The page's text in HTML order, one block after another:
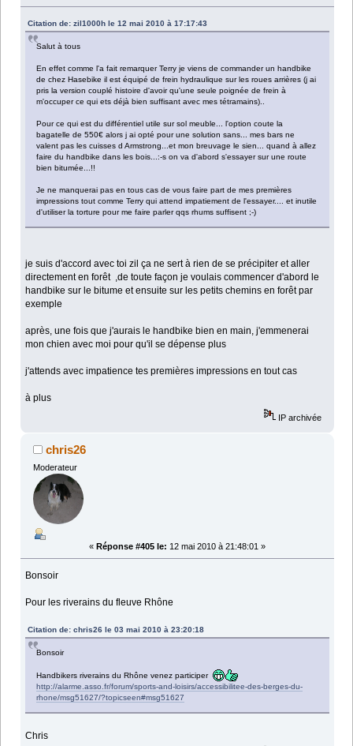
Citation de: zil1000h le 12 mai 2010 à 17:17:43
Salut à tous
En effet comme l'a fait remarquer Terry je viens de commander un handbike
de chez Hasebike il est équipé de frein hydraulique sur les roues arrières (j ai
pris la version couplé histoire d'avoir qu'une seule poignée de frein à
m'occuper ce qui ets déjà bien suffisant avec mes tétramains)..
Pour ce qui est du différentiel utile sur sol meuble... l'option coute la
bagatelle de 550€ alors j ai opté pour une solution sans... mes bars ne
valent pas les cuisses d Armstrong...et mon breuvage le sien... quand à allez
faire du handbike dans les bois...:-s on va d'abord s'essayer sur une route
bien bitumée...!!
Je ne manquerai pas en tous cas de vous faire part de mes premières
impressions tout comme Terry qui attend impatiement de l'essayer.... et inutile
d'utiliser la torture pour me faire parler qqs rhums suffisent ;-)
je suis d'accord avec toi zil ça ne sert à rien de se précipiter et aller
directement en forêt ,de toute façon je voulais commencer d'abord le
handbike sur le bitume et ensuite sur les petits chemins en forêt par
exemple
après, une fois que j'aurais le handbike bien en main, j'emmenerai
mon chien avec moi pour qu'il se dépense plus
j'attends avec impatience tes premières impressions en tout cas
à plus
IP archivée
chris26
Moderateur
« Réponse #405 le: 12 mai 2010 à 21:48:01 »
Bonsoir
Pour les riverains du fleuve Rhône
Citation de: chris26 le 03 mai 2010 à 23:20:18
Bonsoir
Handbikers riverains du Rhône venez participer
http://alarme.asso.fr/forum/sports-and-loisirs/accessibilitee-des-berges-du-
rhone/msg51627/?topicseen#msg51627
Chris